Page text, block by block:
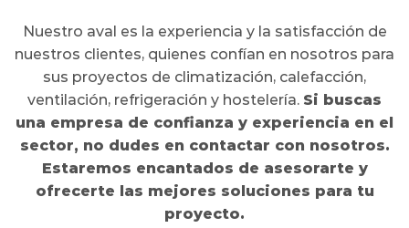
Nuestro aval es la experiencia y la satisfacción de
nuestros clientes, quienes confían en nosotros para
sus proyectos de climatización, calefacción,
ventilación, refrigeración y hostelería. Si buscas
una empresa de confianza y experiencia en el
sector, no dudes en contactar con nosotros.
Estaremos encantados de asesorarte y
ofrecerte las mejores soluciones para tu
proyecto.